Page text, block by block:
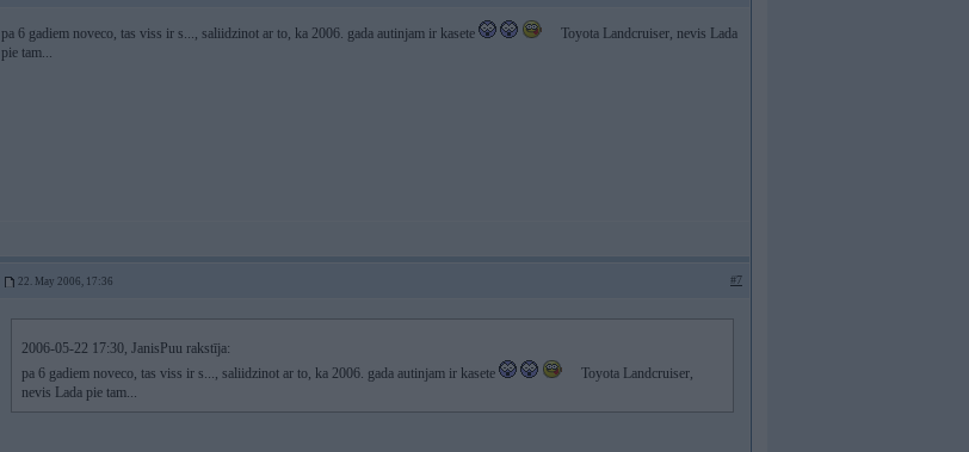
pa 6 gadiem noveco, tas viss ir s..., saliidzinot ar to, ka 2006. gada autinjam ir kasete
Toyota Landcruiser, nevis Lada
pie tam...
22. May 2006, 17:36 #7
2006-05-22 17:30, JanisPuu rakstīja:
pa 6 gadiem noveco, tas viss ir s..., saliidzinot ar to, ka 2006. gada autinjam ir kasete
Toyota Landcruiser,
nevis Lada pie tam...